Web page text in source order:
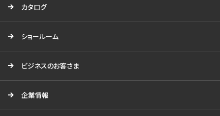
カタログ
ショールーム
ビジネスのお客さま
企業情報